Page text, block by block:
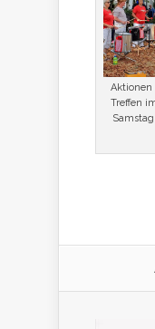
Aktionen
Treffen